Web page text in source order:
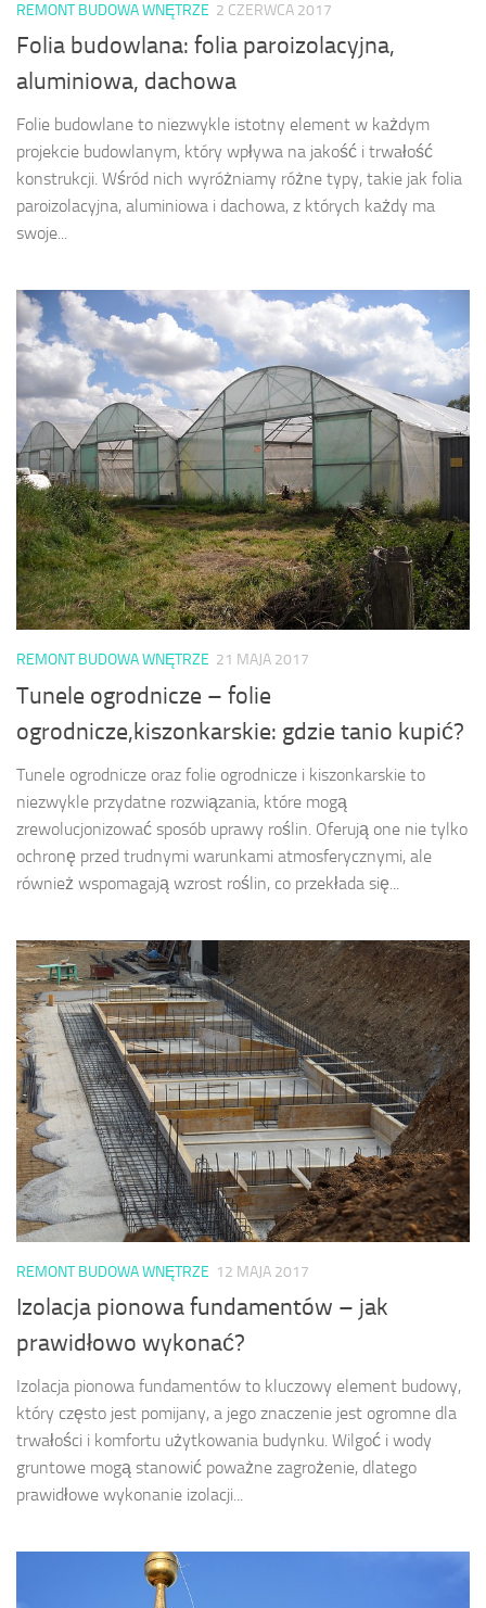
REMONT BUDOWA WNĘTRZE 2 CZERWCA 2017
Folia budowlana: folia paroizolacyjna,
aluminiowa, dachowa
Folie budowlane to niezwykle istotny element w każdym
projekcie budowlanym, który wpływa na jakość i trwałość
konstrukcji. Wśród nich wyróżniamy różne typy, takie jak folia
paroizolacyjna, aluminiowa i dachowa, z których każdy ma
swoje...
REMONT BUDOWA WNĘTRZE 21 MAJA 2017
Tunele ogrodnicze – folie
ogrodnicze,kiszonkarskie: gdzie tanio kupić?
Tunele ogrodnicze oraz folie ogrodnicze i kiszonkarskie to
niezwykle przydatne rozwiązania, które mogą
zrewolucjonizować sposób uprawy roślin. Oferują one nie tylko
ochronę przed trudnymi warunkami atmosferycznymi, ale
również wspomagają wzrost roślin, co przekłada się...
REMONT BUDOWA WNĘTRZE 12 MAJA 2017
Izolacja pionowa fundamentów – jak
prawidłowo wykonać?
Izolacja pionowa fundamentów to kluczowy element budowy,
który często jest pomijany, a jego znaczenie jest ogromne dla
trwałości i komfortu użytkowania budynku. Wilgoć i wody
gruntowe mogą stanowić poważne zagrożenie, dlatego
prawidłowe wykonanie izolacji...